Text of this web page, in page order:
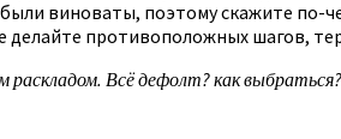
виноваты, поэтому скажите по-
делайте противоположных шагов,
Всё дефолт? как